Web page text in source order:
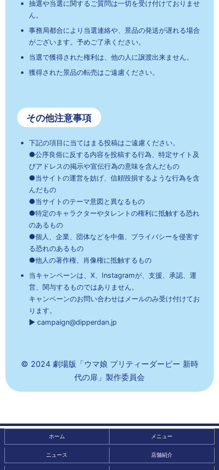
抽選や当選に関するご質問は一切を受け付けておりませ
ん。
事務局都合により当選連絡や、景品の発送が遅れる場合
がございます。予めご了承ください。
当選で獲得された権利は、他の人に譲渡出来ません。
獲得された景品の転売はご遠慮ください。
その他注意事項
下記の項目に当てはまる投稿はご遠慮ください。
●公序良俗に反する内容を投稿する行為、特定サイト及
びアドレスの掲示や宣伝行為の意味を含んだもの
●当サイトの運営を妨げ、信頼毀損するような行為を含
んだもの
●当サイトのテーマ意図と異なるもの
●特定のキャラクターやタレントの権利に抵触する恐れ
のあるもの
●個人、企業、団体などを中傷、プライバシーを侵害す
る恐れのあるもの
●他人の著作権、肖像権に抵触するもの
当キャンペーンは、X、Instagramが、支援、承認、運
営、関与するものではありません。
キャンペーンのお問い合わせはメールのみ受け付けてお
ります。
▶ campaign@dipperdan.jp
© 2024 劇場版「ウマ娘 プリティーダービー 新時
代の扉」製作委員会
ホーム メニュー
ニュース 店舗紹介